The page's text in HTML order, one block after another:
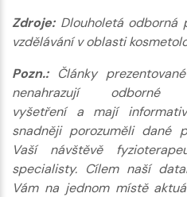
Zdroje: Dlouholetá odborná
vzdělávání v oblasti
Pozn.:Články
nenahrazují odborné
vyšetření a mají
snadněji porozuměli dané
Vaší návštěvě
specialisty. Cílem naší
Vám na jednom místě